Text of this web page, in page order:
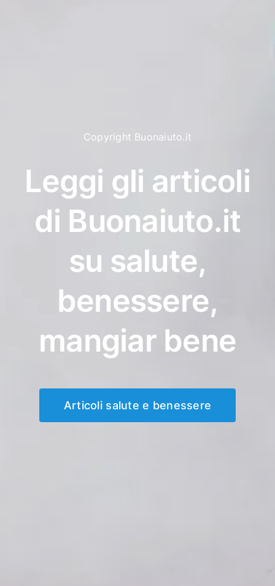
Copyright Buonaiuto.it
Leggi gli articoli
di Buonaiuto.it
su salute,
benessere,
mangiar bene
Articoli salute e benessere